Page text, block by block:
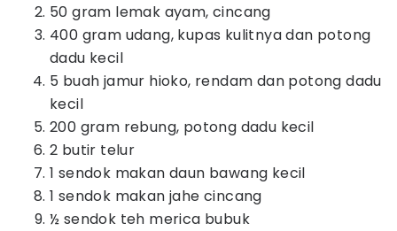
50 gram lemak ayam, cincang
400 gram udang, kupas kulitnya dan potong
dadu kecil
5 buah jamur hioko, rendam dan potong dadu
kecil
200 gram rebung, potong dadu kecil
2 butir telur
1 sendok makan daun bawang kecil
1 sendok makan jahe cincang
½ sendok teh merica bubuk